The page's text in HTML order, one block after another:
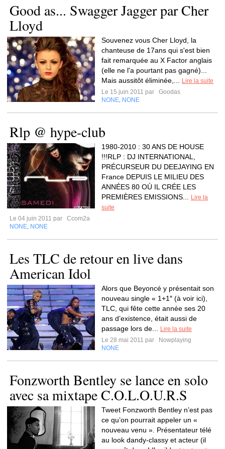
Good as... Swagger Jagger par Cher
Lloyd
Souvenez vous Cher Lloyd, la
chanteuse de 17ans qui s'est bien
fait remarquée au X Factor anglais
(elle ne l'a pourtant pas gagné)...
Mais aussitôt éliminée,...
Lire la suite
Le 15 juin 2011 par
Goodas
NONE NONE
Rlp @ hype-club
1980-2010 : 30 ANS DE HOUSE
!!!RLP : DJ INTERNATIONAL,
PRÉCURSEUR DU DEEJAYING EN
France DEPUIS LE MILIEU DES
ANNÉES 80 OÙ IL CRÉE LES
PREMIÈRES EMISSIONS...
Lire la
suite
Le 04 juin 2011 par
Ccom2a
NONE NONE
Les TLC de retour en live dans
American Idol
Alors que Beyoncé y présentait son
nouveau single « 1+1″ (à voir ici),
TLC, qui fête cette année ses 20
ans d’existence, était aussi de
passage lors de...
Lire la suite
Le 28 mai 2011 par
Nowplaying
NONE
Fonzworth Bentley se lance en solo
avec sa mixtape C.O.L.O.U.R.S
Tweet Fonzworth Bentley n’est pas
ce qu’on pourrait appeler un «
nouveau venu ». Présentateur télé
au look dandy-classy et acteur (il